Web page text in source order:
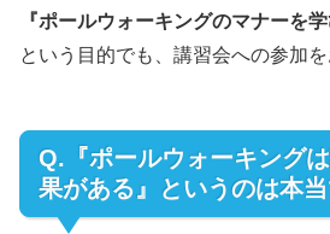
『ポールウォーキングのマナーを学
という目的でも、講習会への参加を
Q.『ポールウォーキング
果がある』というのは本